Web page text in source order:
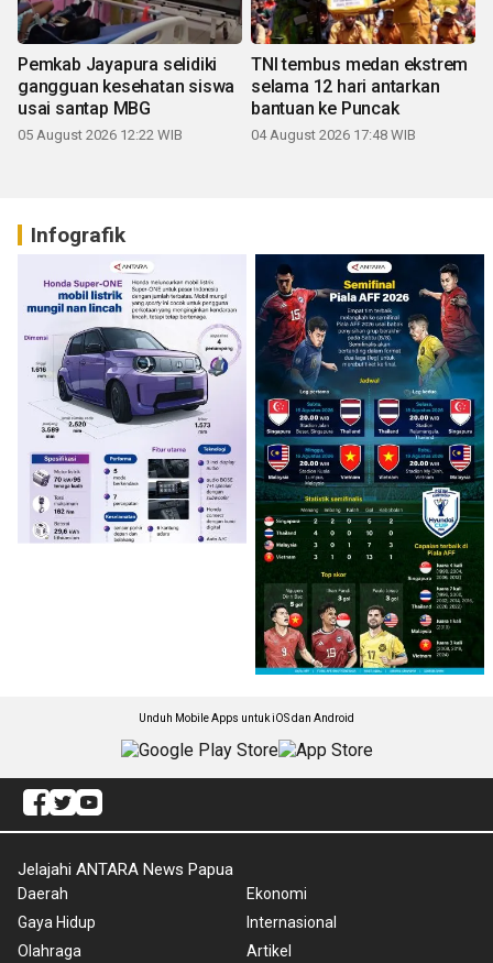
Pemkab Jayapura selidiki
gangguan kesehatan siswa
usai santap MBG
05 August 2026 12:22 WIB
TNI tembus medan ekstrem
selama 12 hari antarkan
bantuan ke Puncak
04 August 2026 17:48 WIB
Infografik
Unduh Mobile Apps untuk iOS dan Android
Jelajahi ANTARA News Papua
Daerah
Gaya Hidup
Olahraga
Ekonomi
Internasional
Artikel